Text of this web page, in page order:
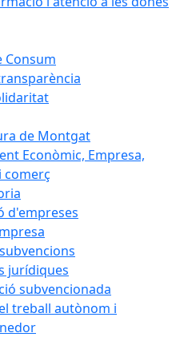
Consum
de Montgat
Econòmic, Empresa,
comerç
d'empreses
jurídiques
subvencionada
treball autònom i